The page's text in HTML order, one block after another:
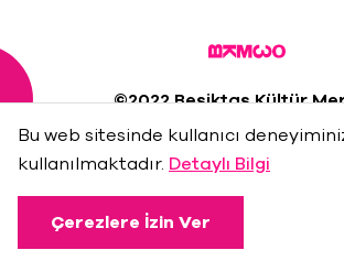
©2022 Beşiktaş Kültür
Bu web sitesinde kullanıcı
kullanılmaktadır. Detaylı Bilgi
Çerezlere İzin Ver